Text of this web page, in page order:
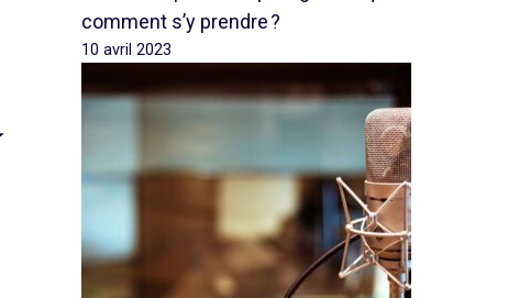
comment s’y prendre ?
10 avril 2023